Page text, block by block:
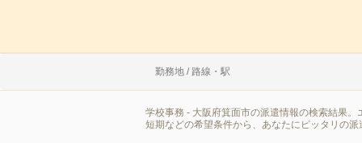
勤務地 / 路線・駅
学校事務 - 大阪府箕面市の派遣情報の検索結果
短期などの希望条件から、あなたにピッタリの派